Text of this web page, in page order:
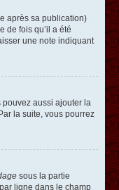
après sa publication)
de fois qu’il a été
une note indiquant
aussi ajouter la
la suite, vous pourrez
sous la partie
ligne dans le champ